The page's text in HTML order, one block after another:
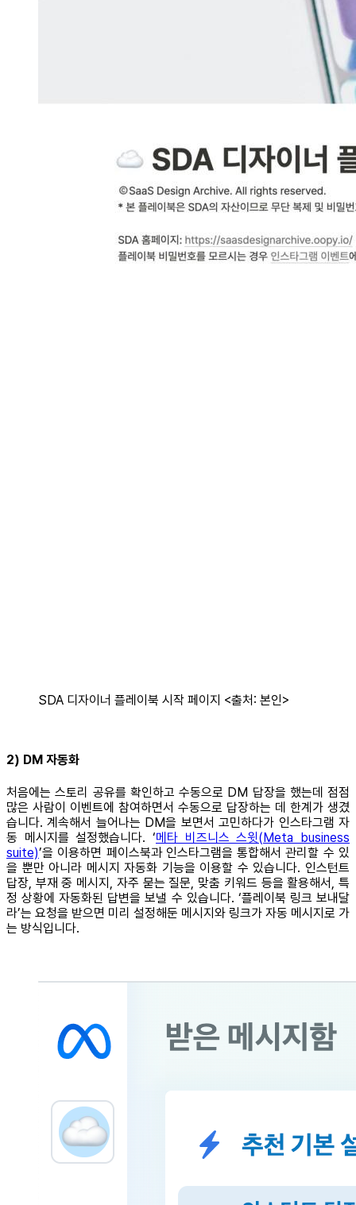
SDA 디자이너 플레이북 시작 페이지 <출처: 본인>
2) DM 자동화
처음에는 스토리 공유를 확인하고 수동으로 DM 답장을 했는데 점점
많은 사람이 이벤트에 참여하면서 수동으로 답장하는 데 한계가 생겼
습니다. 계속해서 늘어나는 DM을 보면서 고민하다가 인스타그램 자
동 메시지를 설정했습니다. ‘메타 비즈니스 스윗(Meta business
suite)’을 이용하면 페이스북과 인스타그램을 통합해서 관리할 수 있
을 뿐만 아니라 메시지 자동화 기능을 이용할 수 있습니다. 인스턴트
답장, 부재 중 메시지, 자주 묻는 질문, 맞춤 키워드 등을 활용해서, 특
정 상황에 자동화된 답변을 보낼 수 있습니다. ‘플레이북 링크 보내달
라’는 요청을 받으면 미리 설정해둔 메시지와 링크가 자동 메시지로 가
는 방식입니다.